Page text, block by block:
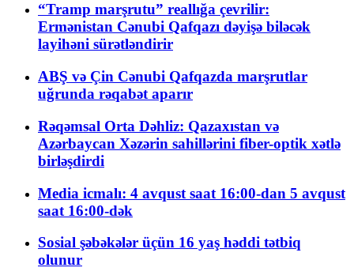
“Tramp marşrutu” reallığa çevrilir:
Ermənistan Cənubi Qafqazı dəyişə biləcək
layihəni sürətləndirir
ABŞ və Çin Cənubi Qafqazda marşrutlar
uğrunda rəqabət aparır
Rəqəmsal Orta Dəhliz: Qazaxıstan və
Azərbaycan Xəzərin sahillərini fiber-optik xətlə
birləşdirdi
Media icmalı: 4 avqust saat 16:00-dan 5 avqust
saat 16:00-dək
Sosial şəbəkələr üçün 16 yaş həddi tətbiq
olunur